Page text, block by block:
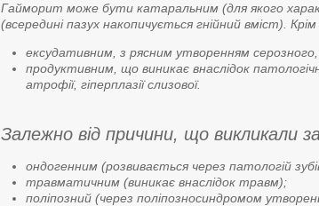
Гайморит може бути катаральним (для якого
(всередині пазух накопичується гнійний вміст).
ексудативним, з рясним утворенням серозного,
продуктивним, що виникає внаслідок
атрофії, гіперплазії слизової.
Залежно від причини, що викликали
ондогенним (розвивається через патологій
травматичним (виникає внаслідок травм);
поліпозний (через поліпозносиндромом